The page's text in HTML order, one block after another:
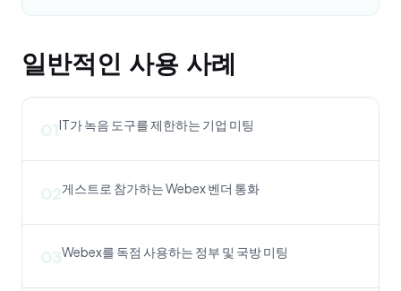
일반적인 사용 사례
01IT가 녹음 도구를 제한하는 기업 미팅
02게스트로 참가하는 Webex 벤더 통화
03Webex를 독점 사용하는 정부 및 국방 미팅